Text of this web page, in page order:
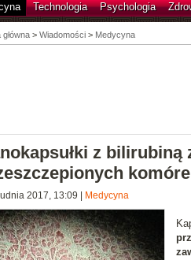
Technologia Psychologia
> Wiadomości > Medycyna
z
2017, 13:09 Medycyna